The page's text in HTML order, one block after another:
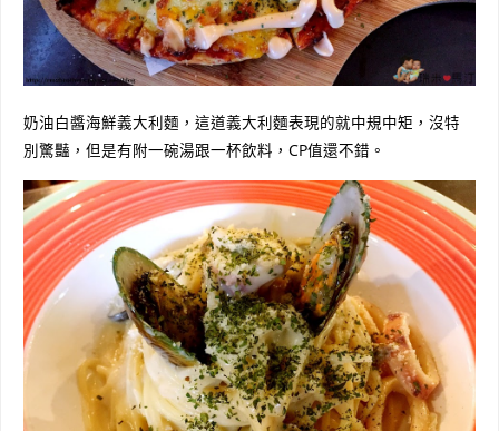
奶油白醬海鮮義大利麵，這道義大利麵表現的就中規中矩，沒特
別驚豔，但是有附一碗湯跟一杯飲料，CP值還不錯。